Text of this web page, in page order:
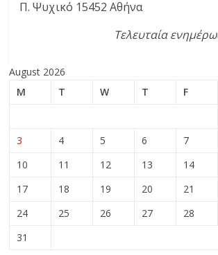
Π. Ψυχικό 15452 Αθήνα
Τελευταία
August 2026
M
T W T F
3
4 5 6 7
10
11 12 13 14
17
18 19 20 21
24
25 26 27 28
31